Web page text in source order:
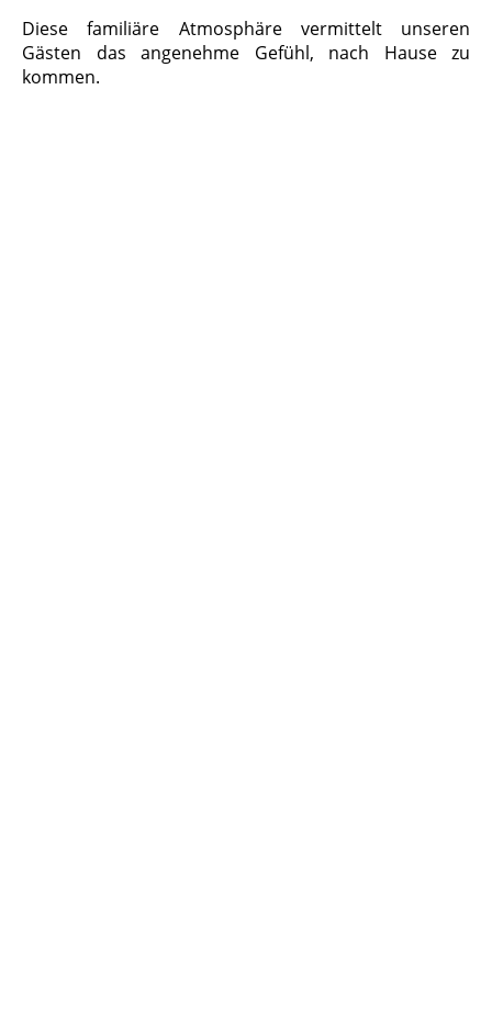
Diese familiäre Atmosphäre vermittelt unseren
Gästen das angenehme Gefühl, nach Hause zu
kommen.